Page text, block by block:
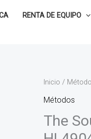
RENTA DE EQUIPO
Inicio /
Métodos
The
The
Source
Toshi